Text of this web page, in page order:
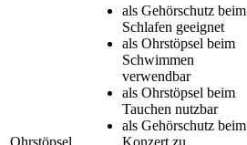
als Gehörschutz beim
Schlafen geeignet
als Ohrstöpsel beim
Schwimmen
verwendbar
als Ohrstöpsel beim
Tauchen nutzbar
als Gehörschutz beim